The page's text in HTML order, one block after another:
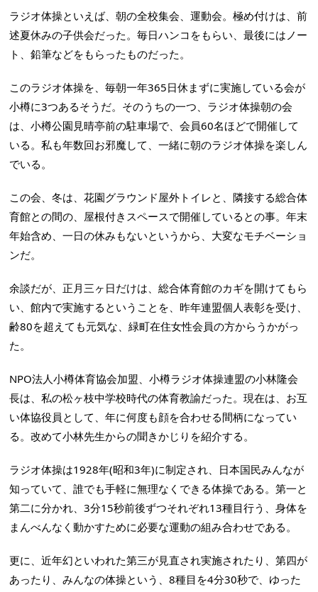
ラジオ体操といえば、朝の全校集会、運動会。極め付けは、前
述夏休みの子供会だった。毎日ハンコをもらい、最後にはノー
ト、鉛筆などをもらったものだった。
このラジオ体操を、毎朝一年365日休まずに実施している会が
小樽に3つあるそうだ。そのうちの一つ、ラジオ体操朝の会
は、小樽公園見晴亭前の駐車場で、会員60名ほどで開催して
いる。私も年数回お邪魔して、一緒に朝のラジオ体操を楽しん
でいる。
この会、冬は、花園グラウンド屋外トイレと、隣接する総合体
育館との間の、屋根付きスペースで開催しているとの事。年末
年始含め、一日の休みもないというから、大変なモチベーショ
ンだ。
余談だが、正月三ヶ日だけは、総合体育館のカギを開けてもら
い、館内で実施するということを、昨年連盟個人表彰を受け、
齢80を超えても元気な、緑町在住女性会員の方からうかがっ
た。
NPO法人小樽体育協会加盟、小樽ラジオ体操連盟の小林隆会
長は、私の松ヶ枝中学校時代の体育教諭だった。現在は、お互
い体協役員として、年に何度も顔を合わせる間柄になってい
る。改めて小林先生からの聞きかじりを紹介する。
ラジオ体操は1928年(昭和3年)に制定され、日本国民みんなが
知っていて、誰でも手軽に無理なくできる体操である。第一と
第二に分かれ、3分15秒前後ずつそれぞれ13種目行う、身体を
まんべんなく動かすために必要な運動の組み合わせである。
更に、近年幻といわれた第三が見直され実施されたり、第四が
あったり、みんなの体操という、8種目を4分30秒で、ゆった